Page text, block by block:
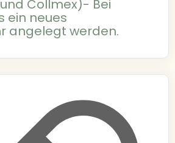
Collmex)- Bei
ein neues
angelegt werden.